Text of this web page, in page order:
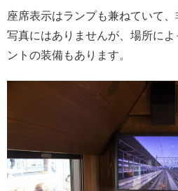
座席表示はランプも兼ねていて、
写真にはありませんが、場所に
ントの装備もあります。